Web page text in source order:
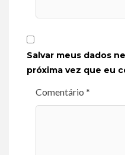
Salvar meus dados
próxima vez que eu
Comentário *